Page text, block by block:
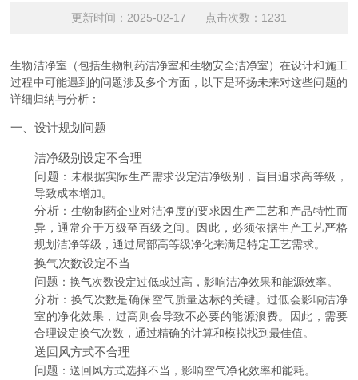
更新时间：2025-02-17 点击次数：1231
生物洁净室（包括生物制药洁净室和生物安全洁净室）在设计和施工
过程中可能遇到的问题涉及多个方面，以下是环扬未来对这些问题的
详细归纳与分析：
一、设计规划问题
洁净级别设定不合理
问题 ：未根据实际生产需求设定洁净级别，盲目追求高等级，
导致成本增加。
分析 ：生物制药企业对洁净度的要求因生产工艺和产品特性而
异，通常介于万级至百级之间。因此，必须依据生产工艺严格
规划洁净等级，通过局部高等级净化来满足特定工艺需求。
换气次数设定不当
问题 ：换气次数设定过低或过高，影响洁净效果和能源效率。
分析 ：换气次数是确保空气质量达标的关键。过低会影响洁净
室的净化效果，过高则会导致不必要的能源浪费。因此，需要
合理设定换气次数，通过精确的计算和模拟找到最佳值。
送回风方式不合理
问题 ：送回风方式选择不当，影响空气净化效率和能耗。